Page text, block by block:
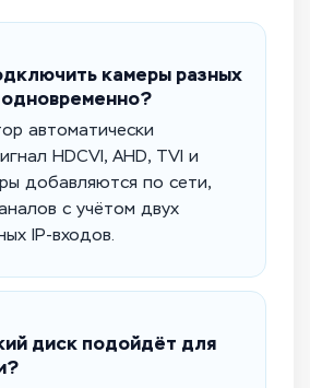
камеры разных
автоматически
HDCVI, AHD, TVI и
добавляются по сети,
с учётом двух
IP-входов.
диск подойдёт для